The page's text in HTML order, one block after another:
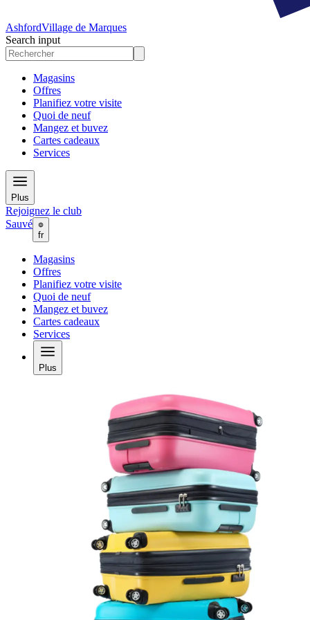
AshfordVillage de Marques
Search input
Magasins
Offres
Planifiez votre visite
Quoi de neuf
Mangez et buvez
Cartes cadeaux
Services
Plus
Rejoignez le club
Sauvé
fr
Magasins
Offres
Planifiez votre visite
Quoi de neuf
Mangez et buvez
Cartes cadeaux
Services
Plus